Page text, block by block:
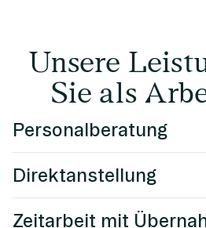
Unsere
Sie als
Personalberatung
Direktanstellung
Zeitarbeit mit